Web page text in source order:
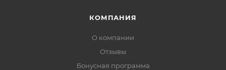
КОМПАНИЯ
О компании
Отзывы
Бонусная программа